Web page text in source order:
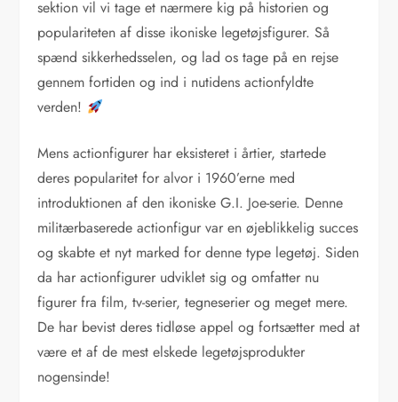
sektion vil vi tage et nærmere kig på historien og
populariteten af disse ikoniske legetøjsfigurer. Så
spænd sikkerhedsselen, og lad os tage på en rejse
gennem fortiden og ind i nutidens actionfyldte
verden!
Mens actionfigurer har eksisteret i årtier, startede
deres popularitet for alvor i 1960’erne med
introduktionen af den ikoniske G.I. Joe-serie. Denne
militærbaserede actionfigur var en øjeblikkelig succes
og skabte et nyt marked for denne type legetøj. Siden
da har actionfigurer udviklet sig og omfatter nu
figurer fra film, tv-serier, tegneserier og meget mere.
De har bevist deres tidløse appel og fortsætter med at
være et af de mest elskede legetøjsprodukter
nogensinde!